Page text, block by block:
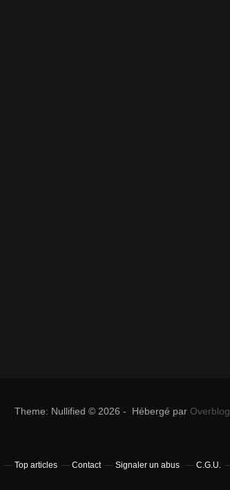
Theme: Nullified © 2026 - Hébergé par Overblog
Top articles Contact Signaler un abus C.G.U.